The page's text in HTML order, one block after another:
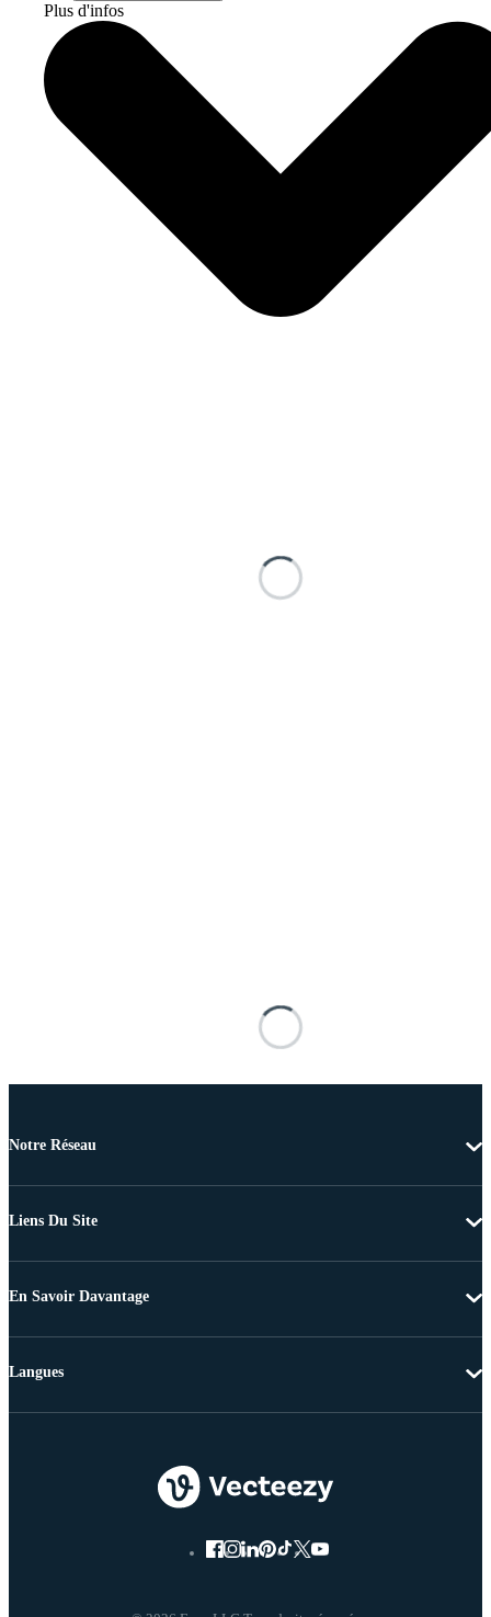
Plus d'infos
Notre Réseau
Liens Du Site
En Savoir Davantage
Langues